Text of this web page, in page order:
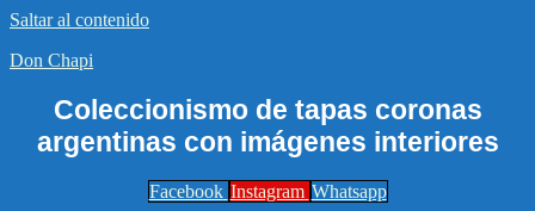
Saltar al contenido
Don Chapi
Coleccionismo de tapas coronas
argentinas con imágenes interiores
Facebook Instagram Whatsapp